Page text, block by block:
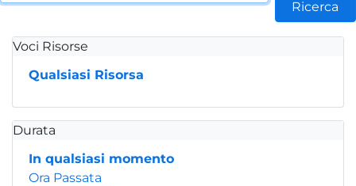
Ricerca
Voci Risorse
Qualsiasi Risorsa
Durata
In qualsiasi momento
Ora Passata